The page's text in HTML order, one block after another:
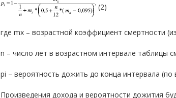
(2)
где mx – возрастной коэффициент смертности
n – число лет в возрастном интервале таблицы
pi – вероятность дожить до конца интервала
Произведения дохода и вероятности дожития